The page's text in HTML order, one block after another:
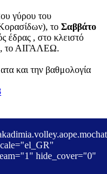
γύρου του
το Σαββάτο
έδρας , στο κλειστό
το ΑΙΓΑΛΕΩ.
και την βαθμολογία
hide_cover="0"